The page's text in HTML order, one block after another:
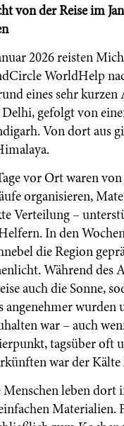
von der Reise im
2026 reisten
WorldHelp
eines sehr
gefolgt von
Von dort aus
vor Ort waren
organisieren,
Verteilung –
In den
die Region
Während des
auch die Sonne,
angenehmer wurden
war – auch
tagsüber oft
war der
Menschen leben dort
Materialien.